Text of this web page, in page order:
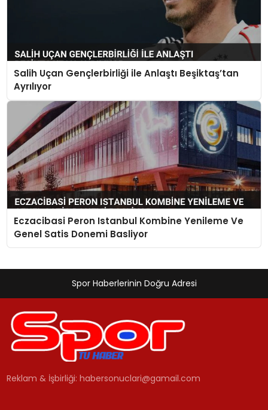
Salih Uçan Gençlerbirliği ile Anlaştı Beşiktaş’tan
Ayrılıyor
Eczacibasi Peron Istanbul Kombine Yenileme Ve
Genel Satis Donemi Basliyor
Spor Haberlerinin Doğru Adresi
Reklam & İşbirliği:habersonuclari@gamail.com